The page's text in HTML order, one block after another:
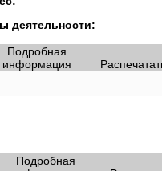
деятельности:
Подробная
информация
Подробная